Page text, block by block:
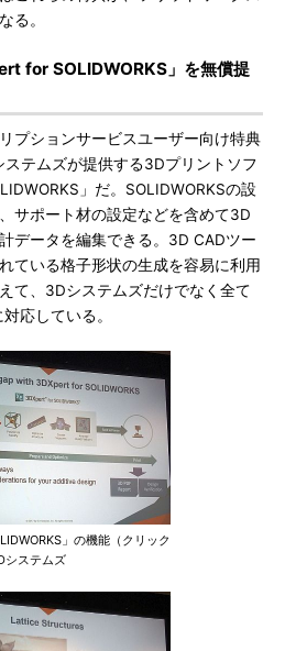
る。
for SOLIDWORKS」を無償提
プションサービスユーザー向け特典
テムズが提供する3Dプリントソフ
」だ。SOLIDWORKSの設
サポート材の設定などを含めて3D
データを編集できる。3D CADツー
ている格子形状の生成を容易に利用
て、3Dシステムズだけでなく全て
応している。
」の機能（クリック
システムズ